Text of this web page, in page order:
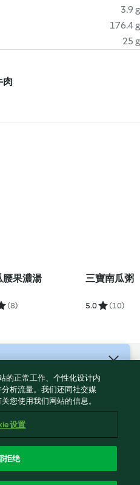
3.9 g
176.4 g
25 g
肉
腰果濃湯
(8)
三寶南瓜粥
5.0 (10)
的正常工作、个性化设计内
析流量。我们还同社交媒
您使用我们网站的信息。
设置
拒绝